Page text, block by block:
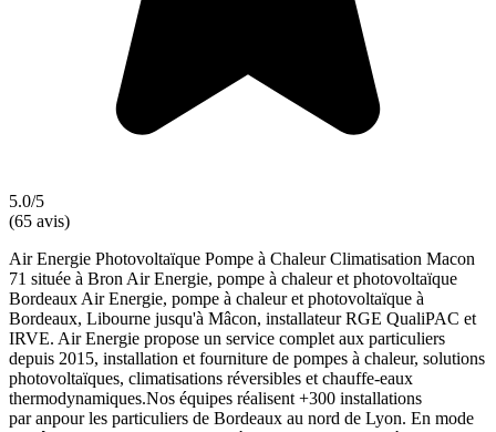
5.0/5
(65 avis)
Air Energie Photovoltaïque Pompe à Chaleur Climatisation Macon
71 située à Bron Air Energie, pompe à chaleur et photovoltaïque
Bordeaux Air Energie, pompe à chaleur et photovoltaïque à
Bordeaux, Libourne jusqu'à Mâcon, installateur RGE QualiPAC et
IRVE. Air Energie propose un service complet aux particuliers
depuis 2015, installation et fourniture de pompes à chaleur, solutions
photovoltaïques, climatisations réversibles et chauffe-eaux
thermodynamiques.Nos équipes réalisent +300 installations
par anpour les particuliers de Bordeaux au nord de Lyon. En mode